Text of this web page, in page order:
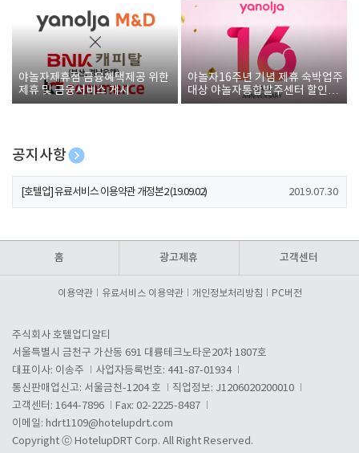
야놀자제휴점 금융혜택제공 위한
제휴 및 금융서비스 게시
야놀자16주년 기념 제휴 숙박업주
대상 야놀자통합발주센터 할인쿠
폰 증정
공지사항
[호텔업] 개인정보 처리방침 개정본1 (19.09.02)
[호텔업] 유료서비스 이용약관 개정본2 (19.09.02) 2019.07.30
홈 광고제휴 고객센터
이용약관 유료서비스 이용약관 개인정보처리방침 PC버전
주식회사 호텔업디알티
서울특별시 금천구 가산동 691 대륭테크노타운20차 1807호
대표이사: 이송주
사업자등록번호: 441-87-01934
통신판매업신고: 서울금천-1204 호
직업정보: J1206020200010
고객센터: 1644-7896
Fax: 02-2225-8487
이메일: hdrt1109@hotelupdrt.com
Copyright ⓒ HotelupDRT Corp. All Right Reserved.